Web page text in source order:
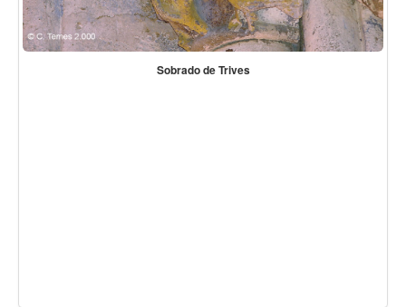
Sobrado de Trives